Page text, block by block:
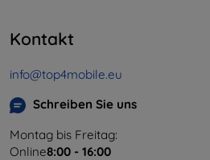
Kontakt
info@top4mobile.eu
Schreiben Sie uns
Montag bis Freitag:
Online8:00 - 16:00